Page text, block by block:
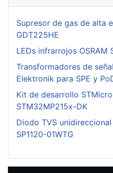
Supresor de gas de alta
GDT225HE
LEDs infrarrojos OSRAM
Transformadores de
Elektronik para SPE y
Kit de desarrollo
STM32MP215x-DK
Diodo TVS
SP1120-01WTG